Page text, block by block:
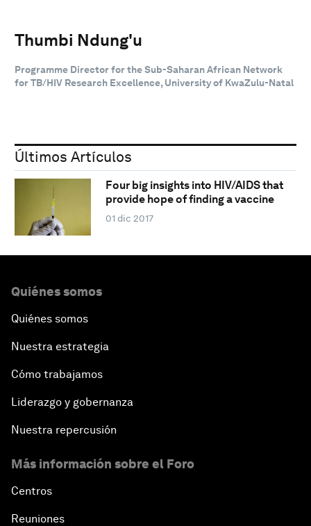
Thumbi Ndung'u
Programme Director for the Sub-Saharan African Network
for TB/HIV Research Excellence, University of KwaZulu-Natal
Últimos Artículos
Four big insights into HIV/AIDS that
provide hope of finding a vaccine
01 dic 2017
Quiénes somos
Quiénes somos
Nuestra estrategia
Cómo trabajamos
Liderazgo y gobernanza
Nuestra repercusión
Más información sobre el Foro
Centros
Reuniones